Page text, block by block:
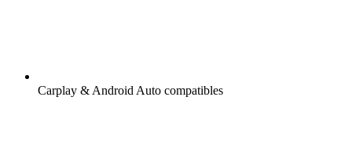
Carplay & Android Auto compatibles